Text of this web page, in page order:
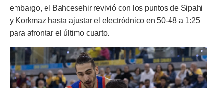
embargo, el Bahcesehir revivió con los puntos de Sipahi
y Korkmaz hasta ajustar el electródnico en 50-48 a 1:25
para afrontar el último cuarto.